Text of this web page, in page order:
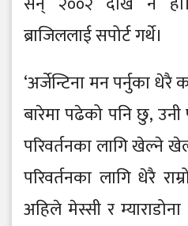
ब्राजिललाई सपोर्ट गर्थे।
‘अर्जेन्टिना मन पर्नुका धेरै
बारेमा पढेको पनि छु, उनी
परिवर्तनका लागि खेल्ने
परिवर्तनका लागि धेरै
अहिले मेस्सी र